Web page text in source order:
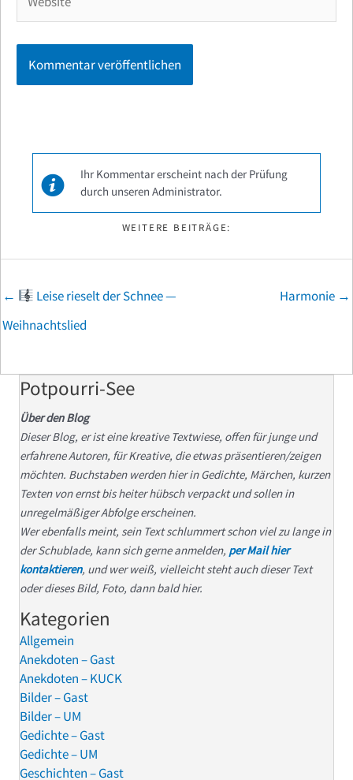
Ihr Kommentar erscheint nach der Prüfung
durch unseren Administrator.
WEITERE BEITRÄGE:
Posts
navigation
←
Leise rieselt der Schnee —
Weihnachtslied
Harmonie →
Potpourri-See
Über den Blog
Dieser Blog, er ist eine kreative Textwiese, offen für junge und
erfahrene Autoren, für Kreative, die etwas präsentieren/zeigen
möchten. Buchstaben werden hier in Gedichte, Märchen, kurzen
Texten von ernst bis heiter hübsch verpackt und sollen in
unregelmäßiger Abfolge erscheinen.
Wer ebenfalls meint, sein Text schlummert schon viel zu lange in
der Schublade, kann sich gerne anmelden, per Mail hier
kontaktieren, und wer weiß, vielleicht steht auch dieser Text
oder dieses Bild, Foto, dann bald hier.
Kategorien
Allgemein
Anekdoten – Gast
Anekdoten – KUCK
Bilder – Gast
Bilder – UM
Gedichte – Gast
Gedichte – UM
Geschichten – Gast